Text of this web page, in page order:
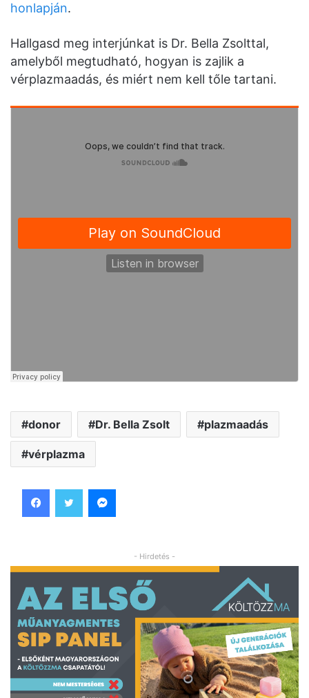
honlapján.
Hallgasd meg interjúnkat is Dr. Bella Zsolttal,
amelyből megtudható, hogyan is zajlik a
vérplazmaadás, és miért nem kell tőle tartani.
donor Dr. Bella Zsolt plazmaadás
vérplazma
- Hirdetés -